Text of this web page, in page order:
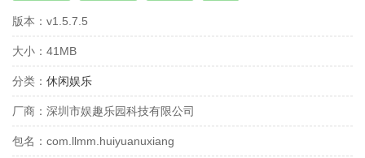
版本： v1.5.7.5
大小： 41MB
分类： 休闲娱乐
厂商： 深圳市娱趣乐园科技有限公司
包名： com.llmm.huiyuanuxiang